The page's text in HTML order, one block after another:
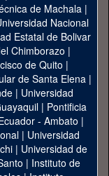
de Machala|
Nacional
Estatal de Bolivar
Chimborazo |
de Quito |
de Santa Elena|
| Universidad
| Pontificia
- Ambato |
| Universidad
| Universidad de
| Instituto de